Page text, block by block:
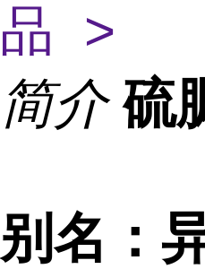
品 >
简介 硫
别名：